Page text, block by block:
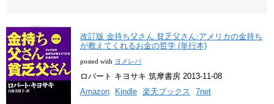
改訂版 金持ち父さん 貧乏父さん:アメリカの金持ち
が教えてくれるお金の哲学 (単行本)
posted with ヨメレバ
ロバート キヨサキ 筑摩書房 2013-11-08
Amazon
Kindle 楽天ブックス 7net